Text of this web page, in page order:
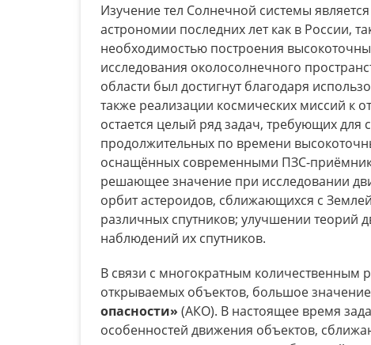
Изучение тел Солнечной системы
астрономии последних лет как в России,
необходимостью построения
исследования околосолнечного
области был достигнут благодаря
также реализации космических миссий к
остается целый ряд задач, требующих
продолжительных по времени
оснащённых современными ПЗС-
решающее значение при исследовании
орбит астероидов, сближающихся с
различных спутников; улучшении теорий
наблюдений их спутников.
В связи с многократным количественным
открываемых объектов, большое
опасности» (АКО). В настоящее время
особенностей движения объектов,